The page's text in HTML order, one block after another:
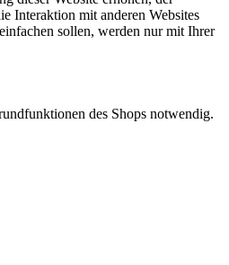
Interaktion mit anderen Websites
sollen, werden nur mit Ihrer
des Shops notwendig.